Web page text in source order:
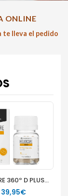
ONLINE
te lleva el pedido